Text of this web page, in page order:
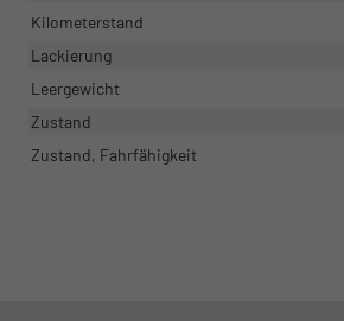
Kilometerstand
Lackierung
Leergewicht
Zustand
Zustand, Fahrfähigkeit